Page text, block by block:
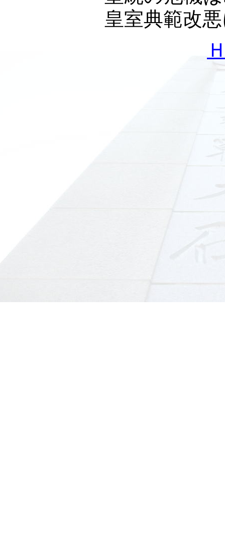
皇室典範改